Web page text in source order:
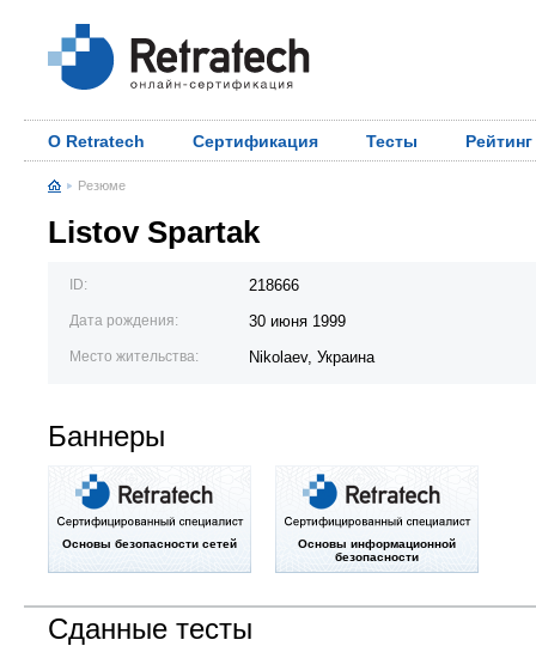
О Retratech Сертификация Тесты Рейтинг
Резюме
Listov Spartak
ID: 218666
Дата рождения: 30 июня 1999
Место жительства: Nikolaev, Украина
Баннеры
Основы безопасности сетей
Основы информационной
безопасности
Сданные тесты